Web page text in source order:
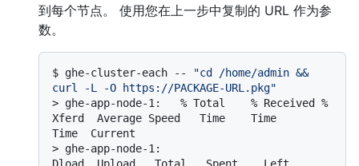
到每个节点。 使用您在上一步中复制的 URL 作为参
数。
$ ghe-cluster-each --
"cd /home/admin &&
curl -L -O https://PACKAGE-URL.pkg"
> ghe-app-node-1:   % Total    % Received %
Xferd  Average Speed   Time    Time
Time  Current
> ghe-app-node-1:
Dload  Upload   Total   Spent    Left